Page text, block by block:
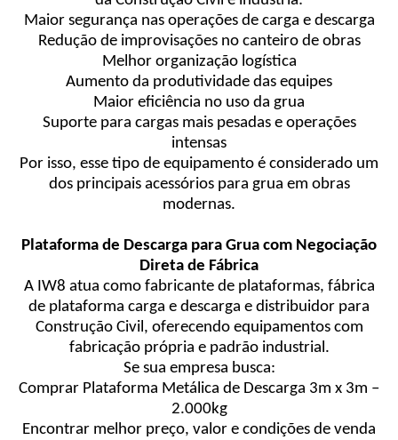
Maior segurança nas operações de carga e descarga
Redução de improvisações no canteiro de obras
Melhor organização logística
Aumento da produtividade das equipes
Maior eficiência no uso da grua
Suporte para cargas mais pesadas e operações
intensas
Por isso, esse tipo de equipamento é considerado um
dos principais acessórios para grua em obras
modernas.
Plataforma de Descarga para Grua com Negociação
Direta de Fábrica
A IW8 atua como fabricante de plataformas, fábrica
de plataforma carga e descarga e distribuidor para
Construção Civil, oferecendo equipamentos com
fabricação própria e padrão industrial.
Se sua empresa busca:
Comprar Plataforma Metálica de Descarga 3m x 3m –
2.000kg
Encontrar melhor preço, valor e condições de venda